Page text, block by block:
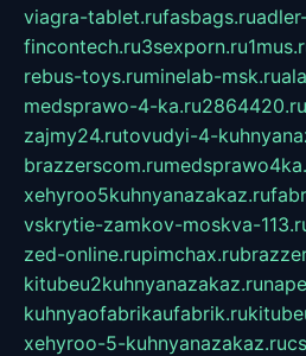
viagra-tablet.rufasbags.ru
fincontech.ru3sexporn.ru
rebus-toys.ruminelab-msk.ru
medsprawo-4-ka.ru2864420.ru
zajmy24.rutovudyi-4-
brazzerscom.ru
xehyroo5kuhnyanazakaz.ru
vskrytie-zamkov-moskva-
zed-online.rupimchax.ru
kitubeu2kuhnyanazakaz.ru
kuhnyaofabrikaufabrik.ru
xehyroo-5-kuhnyanazakaz.ru